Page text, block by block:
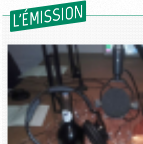
L'ÉMISSION